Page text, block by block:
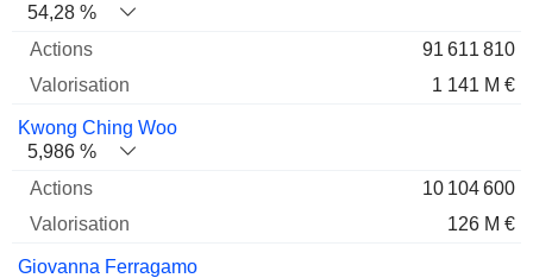
54,28 %
91 611 810
1 141 M €
Kwong Ching Woo
5,986 %
10 104 600
126 M €
Giovanna Ferragamo